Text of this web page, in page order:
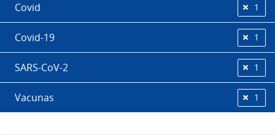
Covid 1
Covid-19 1
SARS-CoV-2 1
Vacunas 1